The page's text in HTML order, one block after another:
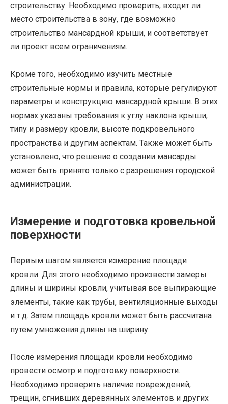
строительству. Необходимо проверить, входит ли
место строительства в зону, где возможно
строительство мансардной крыши, и соответствует
ли проект всем ограничениям.
Кроме того, необходимо изучить местные
строительные нормы и правила, которые регулируют
параметры и конструкцию мансардной крыши. В этих
нормах указаны требования к углу наклона крыши,
типу и размеру кровли, высоте подкровельного
пространства и другим аспектам. Также может быть
установлено, что решение о создании мансарды
может быть принято только с разрешения городской
администрации.
Измерение и подготовка кровельной
поверхности
Первым шагом является измерение площади
кровли. Для этого необходимо произвести замеры
длины и ширины кровли, учитывая все выпирающие
элементы, такие как трубы, вентиляционные выходы
и т.д. Затем площадь кровли может быть рассчитана
путем умножения длины на ширину.
После измерения площади кровли необходимо
провести осмотр и подготовку поверхности.
Необходимо проверить наличие повреждений,
трещин, сгнивших деревянных элементов и других